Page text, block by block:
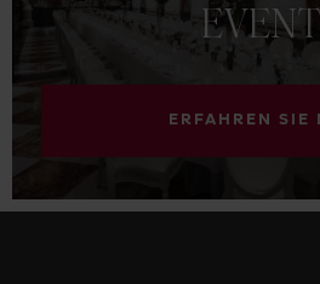
ERFAHREN SIE